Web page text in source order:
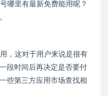
哪里有最新免费能用呢？
，这对于用户来说是很有
段时间后再决定是否要付
些第三方应用市场查找相